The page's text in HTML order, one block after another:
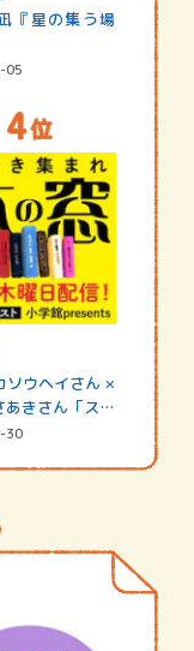
『星の集う場
05
ソウヘイさん ×
あきさん「スペ
30